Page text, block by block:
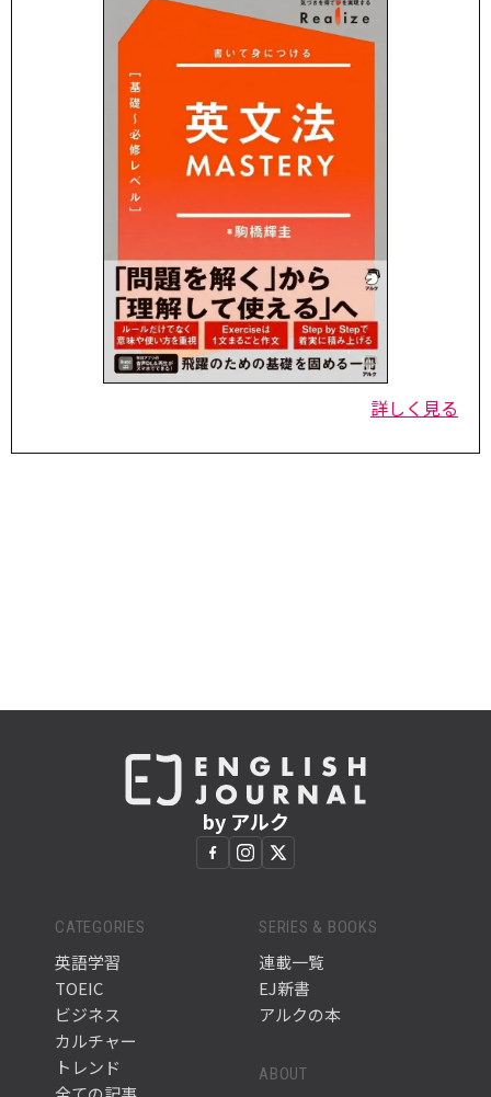
詳しく見る
by アルク
CATEGORIES
英語学習
TOEIC
ビジネス
カルチャー
トレンド
SERIES & BOOKS
連載一覧
EJ新書
アルクの本
ABOUT